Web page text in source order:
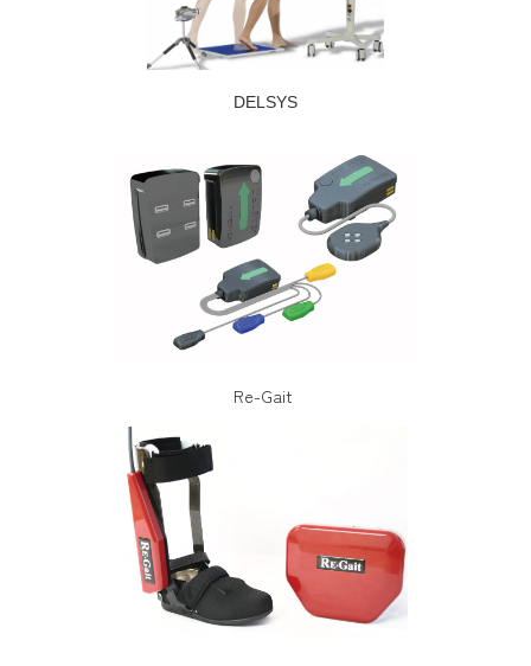
DELSYS
Re-Gait